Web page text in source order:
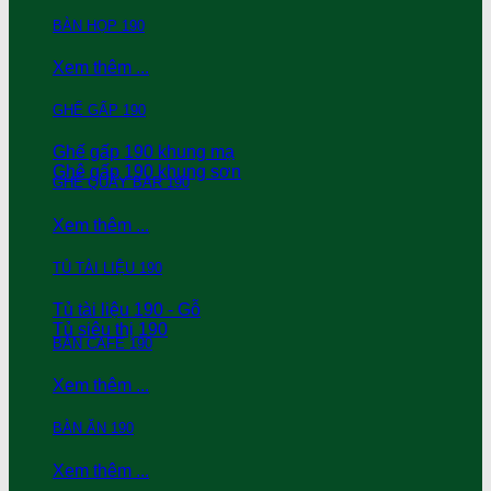
BÀN HỌP 190
Xem thêm ...
GHẾ GẤP 190
Ghế gấp 190 khung mạ
Ghê gấp 190 khung sơn
GHẾ QUẦY BAR 190
Xem thêm ...
TỦ TÀI LIỆU 190
Tủ tài liệu 190 - Gỗ
Tủ siêu thị 190
BÀN CAFE 190
Xem thêm ...
BÀN ĂN 190
Xem thêm ...